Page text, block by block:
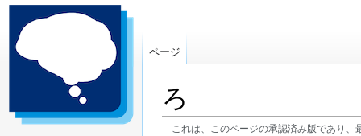
ろ
これは、このページの承認済み版であり、
ページ